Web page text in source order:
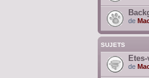
de
SUJETS
de